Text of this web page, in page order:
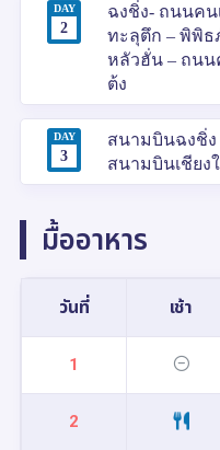
DAY
2
ฉงชิ่ง- ถนนค
ทะลุตึก – พิพิธ
หลัวฮั่น – ถนน
ต้ง
DAY
3
สนามบินฉงชิ่ง
สนามบินเชียง
มื้ออาหาร
วันที่ เช้า
1
2